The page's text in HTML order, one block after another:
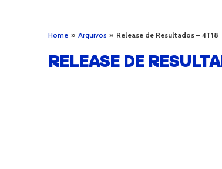
Home » Arquivos » Release de Resultados – 4T18
RELEASE DE